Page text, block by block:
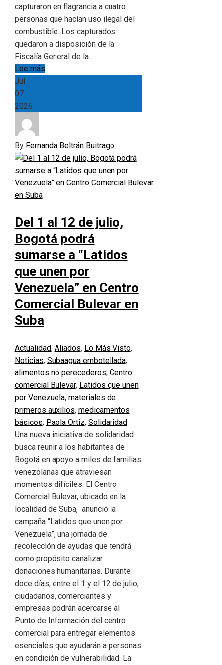
capturaron en flagrancia a cuatro
personas que hacían uso ilegal del
combustible. Los capturados
quedaron a disposición de la
Fiscalía General de la…
Lee más
Jul
07
2026
By Fernanda Beltrán Buitrago
Del 1 al 12 de julio,
Bogotá podrá
sumarse a “Latidos
que unen por
Venezuela” en Centro
Comercial Bulevar en
Suba
Actualidad, Aliados, Lo Más Visto,
Noticias, Subaagua embotellada,
alimentos no perecederos, Centro
comercial Bulevar, Latidos que unen
por Venezuela, materiales de
primeros auxilios, medicamentos
básicos, Paola Ortiz, Solidaridad
Una nueva iniciativa de solidaridad
busca reunir a los habitantes de
Bogotá en apoyo a miles de familias
venezolanas que atraviesan
momentos difíciles. El Centro
Comercial Bulevar, ubicado en la
localidad de Suba, anunció la
campaña “Latidos que unen por
Venezuela”, una jornada de
recolección de ayudas que tendrá
como propósito canalizar
donaciones humanitarias. Durante
doce días, entre el 1 y el 12 de julio,
ciudadanos, comerciantes y
empresas podrán acercarse al
Punto de Información del centro
comercial para entregar elementos
esenciales que ayudarán a personas
en condición de vulnerabilidad. La